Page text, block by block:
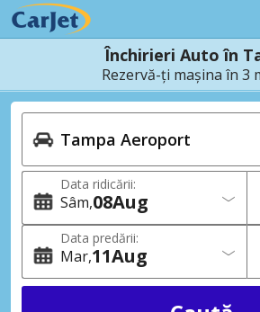
Închirieri Auto în
Rezervă-ți mașina în 3
Data ridicării:
Sâm 08Aug
Data predării:
Mar 11Aug